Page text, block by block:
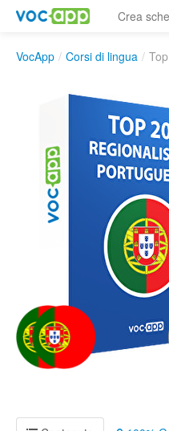
Crea
VocApp / Corsi di lingua /